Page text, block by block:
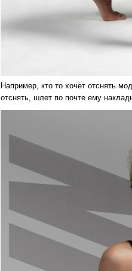
Например, кто то хочет отснять
отснять, шлет по почте ему